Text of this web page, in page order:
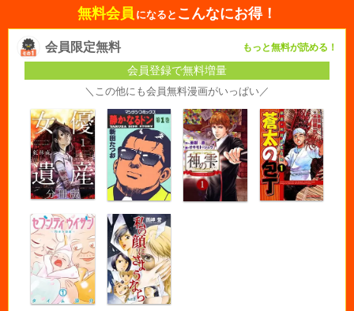
無料会員 になると こんなにお得！
会員限定無料 もっと無料が読める！
会員登録で無料増量
＼この他にも会員無料漫画がいっぱい／